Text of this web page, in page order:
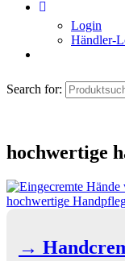
Login
Händler-
Search for:
hochwertige
→